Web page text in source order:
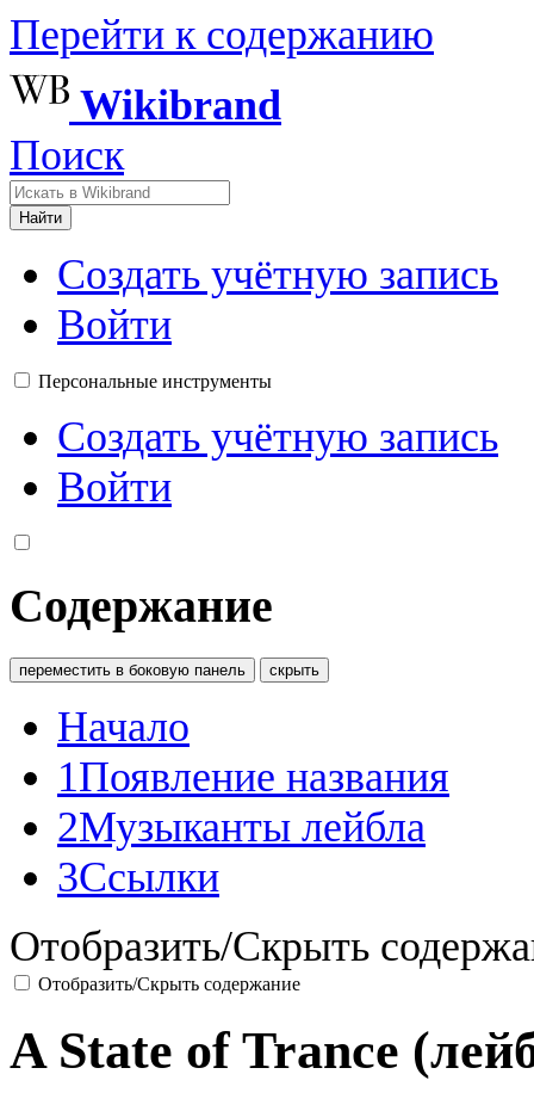
Перейти к содержанию
Wikibrand
Поиск
Найти
Создать учётную запись
Войти
Персональные инструменты
Создать учётную запись
Войти
Содержание
переместить в боковую панель скрыть
Начало
1Появление названия
2Музыканты лейбла
3Ссылки
Отобразить/Скрыть
Отобразить/Скрыть содержание
A State of Trance